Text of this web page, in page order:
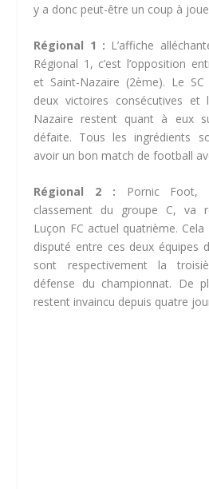
y a donc peut-être un coup à
Régional 1 : L’affiche
Régional 1, c’est l’opposition
et Saint-Nazaire (2ème). Le SC
deux victoires consécutives et
Nazaire restent quant à eux
défaite. Tous les ingrédients
avoir un bon match de football
Régional 2 : Pornic Foot,
classement du groupe C, va
Luçon FC actuel quatrième.
disputé entre ces deux équipes
sont respectivement la
défense du championnat. De
restent invaincu depuis quatre